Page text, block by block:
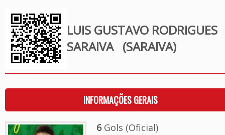
LUIS GUSTAVO RODRIGUES
SARAIVA (SARAIVA)
INFORMAÇÕES GERAIS
6Gols (Oficial)